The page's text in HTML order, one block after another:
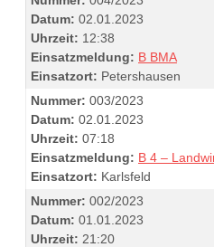
Datum: 02.01.2023
Uhrzeit: 12:38
Einsatzmeldung: B BMA
Einsatzort: Petershausen
Nummer: 003/2023
Datum: 02.01.2023
Uhrzeit: 07:18
Einsatzmeldung: B 4 –
Einsatzort: Karlsfeld
Nummer: 002/2023
Datum: 01.01.2023
Uhrzeit: 21:20